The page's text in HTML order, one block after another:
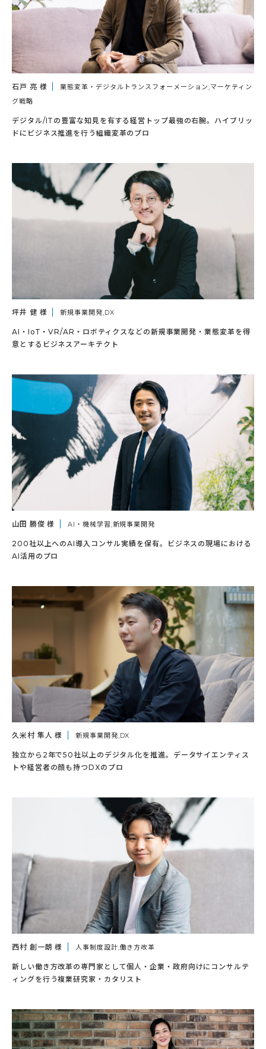
石戸 亮 様
業態変革・デジタルトランスフォーメーション,マーケティン
グ戦略
デジタル/ITの豊富な知見を有する経営トップ最強の右腕。ハイブリッ
ドにビジネス推進を行う組織変革のプロ
坪井 健 様 新規事業開発,DX
AI・IoT・VR/AR・ロボティクスなどの新規事業開発・業態変革を得
意とするビジネスアーキテクト
山田 勝俊 様 AI・機械学習,新規事業開発
200社以上へのAI導入コンサル実績を保有。ビジネスの現場における
AI活用のプロ
久米村 隼人 様 新規事業開発,DX
独立から2年で50社以上のデジタル化を推進。データサイエンティス
トや経営者の顔も持つDXのプロ
西村 創一朗 様 人事制度設計,働き方改革
新しい働き方改革の専門家として個人・企業・政府向けにコンサルテ
ィングを行う複業研究家・カタリスト